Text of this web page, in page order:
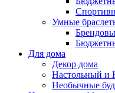
Умные
Для дома
Декор дома
Настольный и
Необычные